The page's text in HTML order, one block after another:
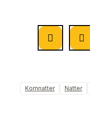
Kornnatter Natter